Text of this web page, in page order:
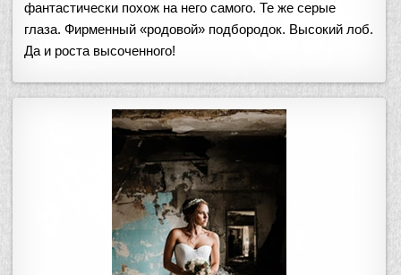
фантастически похож на него самого. Те же серые
глаза. Фирменный «родовой» подбородок. Высокий лоб.
Да и роста высоченного!